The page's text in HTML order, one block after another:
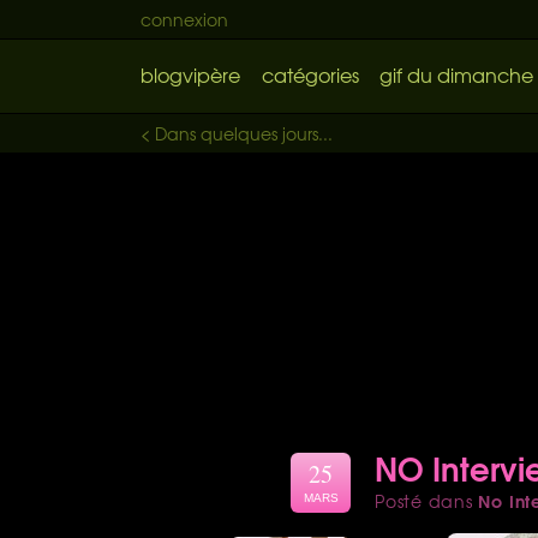
connexion
blogvipère catégories gif du dimanche
< Dans quelques jours...
NO
Posté dans No
25
MARS